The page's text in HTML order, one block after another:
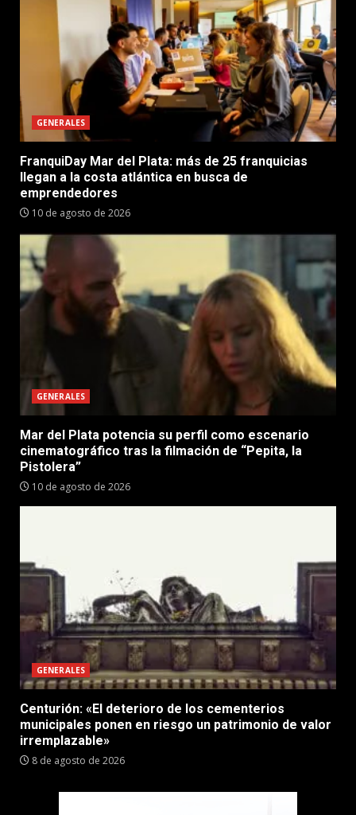
GENERALES
FranquiDay Mar del Plata: más de 25 franquicias
llegan a la costa atlántica en busca de
emprendedores
10 de agosto de 2026
GENERALES
Mar del Plata potencia su perfil como escenario
cinematográfico tras la filmación de “Pepita, la
Pistolera”
10 de agosto de 2026
GENERALES
Centurión: «El deterioro de los cementerios
municipales ponen en riesgo un patrimonio de valor
irremplazable»
8 de agosto de 2026